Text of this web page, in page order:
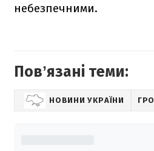
небезпечними.
Повʼязані теми:
НОВИНИ УКРАЇНИ